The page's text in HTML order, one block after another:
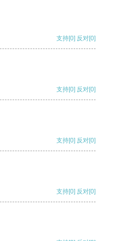
支持[0] 反对[0]
支持[0] 反对[0]
支持[0] 反对[0]
支持[0] 反对[0]